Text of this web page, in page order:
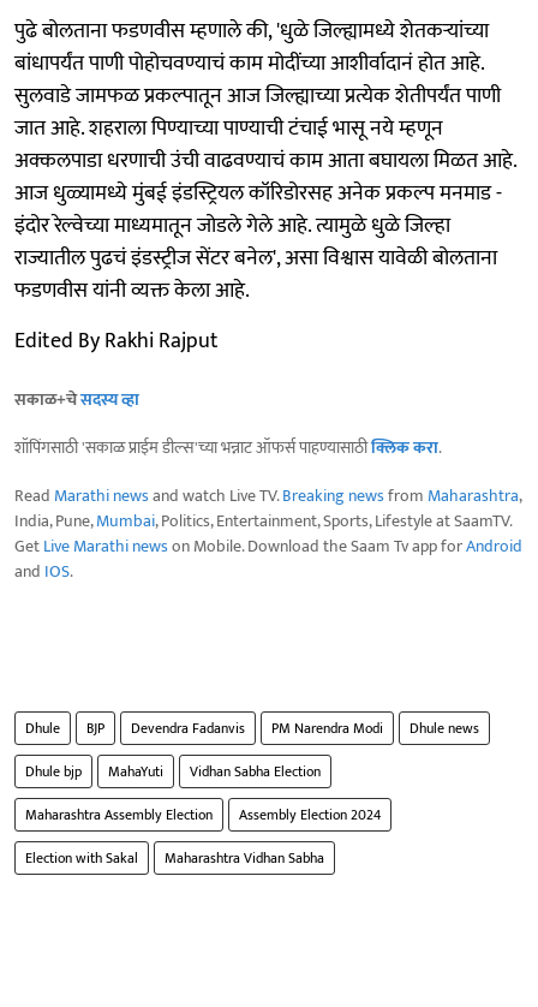
पुढे बोलताना फडणवीस म्हणाले की, 'धुळे जिल्ह्यामध्ये शेतकऱ्यांच्या
बांधापर्यंत पाणी पोहोचवण्याचं काम मोदींच्या आशीर्वादानं होत आहे.
सुलवाडे जामफळ प्रकल्पातून आज जिल्ह्याच्या प्रत्येक शेतीपर्यंत पाणी
जात आहे. शहराला पिण्याच्या पाण्याची टंचाई भासू नये म्हणून
अक्कलपाडा धरणाची उंची वाढवण्याचं काम आता बघायला मिळत आहे.
आज धुळ्यामध्ये मुंबई इंडस्ट्रियल कॉरिडोरसह अनेक प्रकल्प मनमाड -
इंदोर रेल्वेच्या माध्यमातून जोडले गेले आहे. त्यामुळे धुळे जिल्हा
राज्यातील पुढचं इंडस्ट्रीज सेंटर बनेल', असा विश्वास यावेळी बोलताना
फडणवीस यांनी व्यक्त केला आहे.
Edited By Rakhi Rajput
सकाळ+चेसदस्य व्हा
शॉपिंगसाठी 'सकाळ प्राईम डील्स'च्या भन्नाट ऑफर्स पाहण्यासाठीक्लिक करा.
Read Marathi newsand watch Live TV.Breaking newsfrom Maharashtra,
India, Pune,Mumbai, Politics, Entertainment, Sports, Lifestyle at SaamTV.
GetLive Marathi newson Mobile. Download the Saam Tv app forAndroid
and IOS.
Dhule BJP Devendra Fadanvis PM Narendra Modi
Dhule news
Dhule bjp
MahaYuti
Vidhan Sabha Election
Maharashtra Assembly Election
Assembly Election 2024
Election with Sakal
Maharashtra Vidhan Sabha